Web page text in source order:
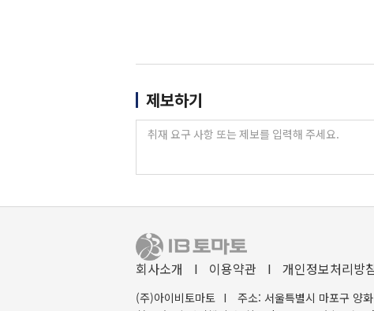
제보하기
회사소개 I 이용약관 I 개인정보처리방
(주)아이비토마토 I 주소: 서울특별시 마포구 양